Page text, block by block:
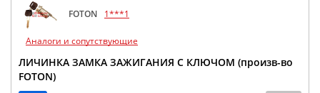
FOTON 1***1
Аналоги и сопутствующие
ЛИЧИНКА ЗАМКА ЗАЖИГАНИЯ С КЛЮЧОМ (произв-во
FOTON)